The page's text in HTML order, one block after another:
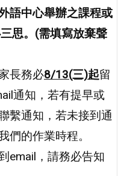
語中心舉辦之課程或
思。(需填寫放棄聲
長務必8/13(三)起留
通知，若有提早或
繫通知，若未接到通
們的作業時程。
email，請務必告知